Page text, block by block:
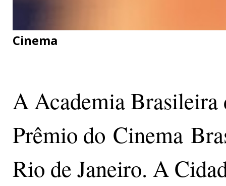
Cinema
A Academia Brasileira
Prêmio do Cinema
Rio de Janeiro. A